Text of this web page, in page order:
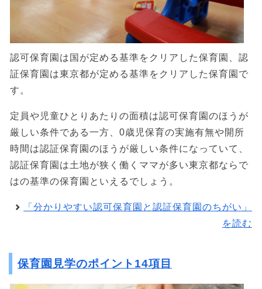
認可保育園は国が定める基準をクリアした保育園、認
証保育園は東京都が定める基準をクリアした保育園で
す。
定員や児童ひとりあたりの面積は認可保育園のほうが
厳しい条件である一方、0歳児保育の実施有無や開所
時間は認証保育園のほうが厳しい条件になっていて、
認証保育園は土地が狭く働くママが多い東京都ならで
はの基準の保育園といえるでしょう。
「分かりやすい認可保育園と認証保育園のちがい」
を読む
保育園見学のポイント14項目